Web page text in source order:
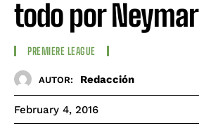
todo por Neymar
PREMIERE LEAGUE
AUTOR: Redacción
February 4, 2016